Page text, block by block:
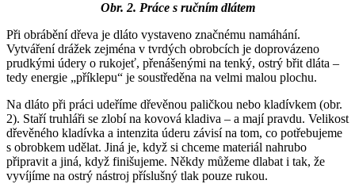
Obr. 2. Práce s ručním dlátem
Při obrábění dřeva je dláto vystaveno značnému namáhání.
Vytváření drážek zejména v tvrdých obrobcích je doprovázeno
prudkými údery o rukojeť, přenášenými na tenký, ostrý břit dláta –
tedy energie „příklepu“ je soustředěna na velmi malou plochu.
Na dláto při práci udeříme dřevěnou paličkou nebo kladívkem (obr.
2). Staří truhláři se zlobí na kovová kladiva – a mají pravdu. Velikost
dřevěného kladívka a intenzita úderu závisí na tom, co potřebujeme
s obrobkem udělat. Jiná je, když si chceme materiál nahrubo
připravit a jiná, když finišujeme. Někdy můžeme dlabat i tak, že
vyvíjíme na ostrý nástroj příslušný tlak pouze rukou.